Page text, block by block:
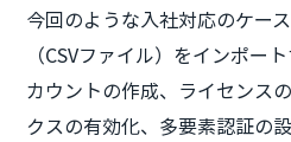
今回のような入社対応のケー
（CSVファイル）をインポー
カウントの作成、ライセンス
クスの有効化、多要素認証の